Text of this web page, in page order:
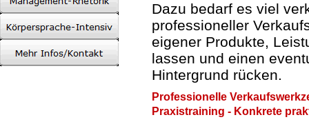
Dazu bedarf es viel
professioneller
eigener Produkte,
lassen und einen
Hintergrund rücken.
Professionelle
Praxistraining - Konkrete